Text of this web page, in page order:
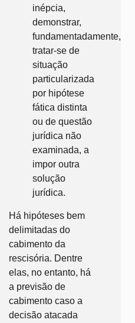
inépcia,
demonstrar,
fundamentadamente,
tratar-se de
situação
particularizada
por hipótese
fática distinta
ou de questão
jurídica não
examinada, a
impor outra
solução
jurídica.
Há hipóteses bem
delimitadas do
cabimento da
rescisória. Dentre
elas, no entanto, há
a previsão de
cabimento caso a
decisão atacada